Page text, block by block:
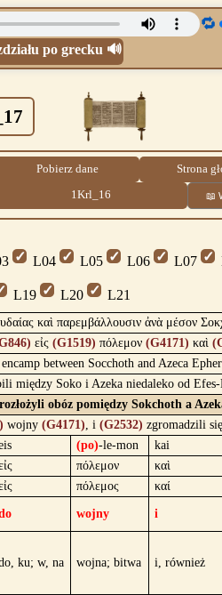
🔁
po grecku 🔊
Pobierz dane Strona
1Krl_16
L04 L05 L06 L07
L19 L20 L21
καὶ παρεμβάλλουσιν ἀνὰ μέσον
εἰς (G1519) πόλεμον (G4171) καὶ
between Socchoth and Azeca
między Soko i Azeka niedaleko od
obóz pomiędzy Sokchoth a
wojny (G4171), i (G2532) zgromadzili się
(po)-le-mon kai
πόλεμον καὶ
πόλεμος καί
wojny i
ku; w, na wojna; bitwa i, również